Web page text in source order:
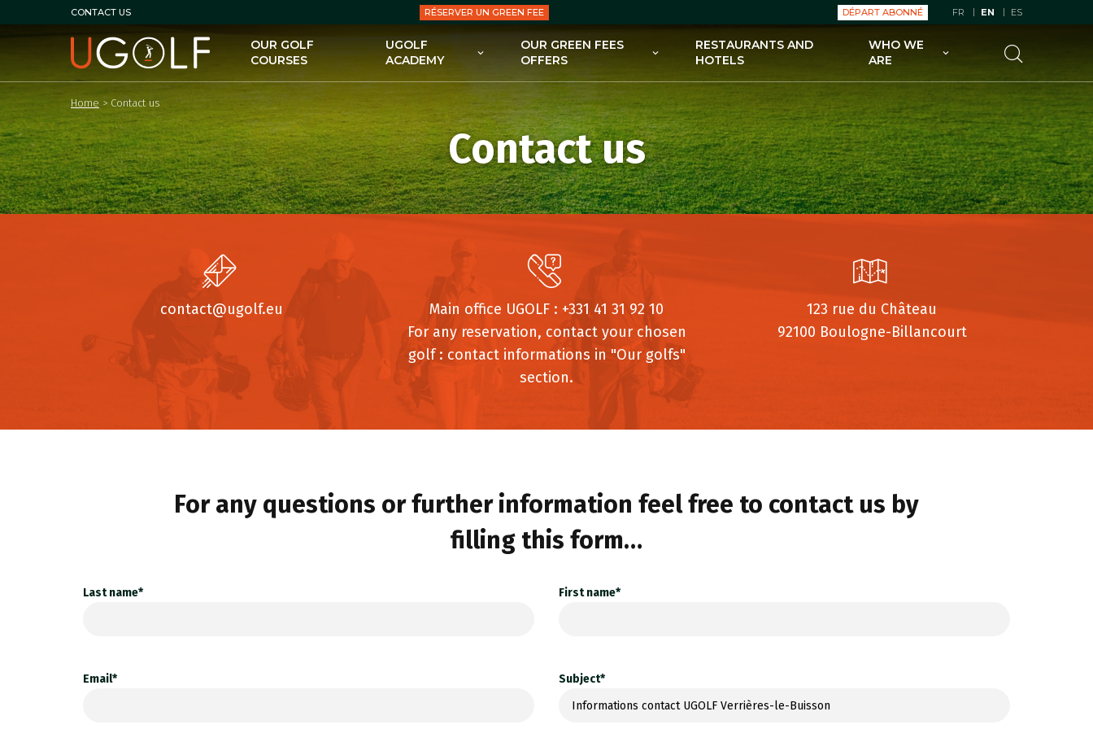
CONTACT US RÉSERVER UN GREEN FEE DÉPART ABONNÉ FR EN ES
OUR GOLF
COURSES
UGOLF
ACADEMY
UGOLF ACADEMY
BEGINNING GOLF PACKAGES
ADVANCED GOLF PACKAGES
KIDS’ CLASSES
GOLF CLINICS
OUR GREEN FEES
OFFERS
OUR GREEN FEES OFFERS
SUBSCRIPTIONS
OUR OFFERS : EDUCATION
PRO SHOPS
RESTAURANTS AND
HOTELS
WHO WE
ARE
UGOLF FOR GOLF COURSE
OWNERS
UGOLF AND ITS SUBSIDIARIES
ECO-SUSTAINABLE UGOLF
Home > Contact us
Contact us
contact@ugolf.eu
Main office UGOLF : +331 41 31 92 10
For any reservation, contact your chosen
golf : contact informations in "Our golfs"
section.
123 rue du Château
92100 Boulogne-Billancourt
For any questions or further information feel free to contact us by
filling this form…
Last name* First name*
Email* Subject*